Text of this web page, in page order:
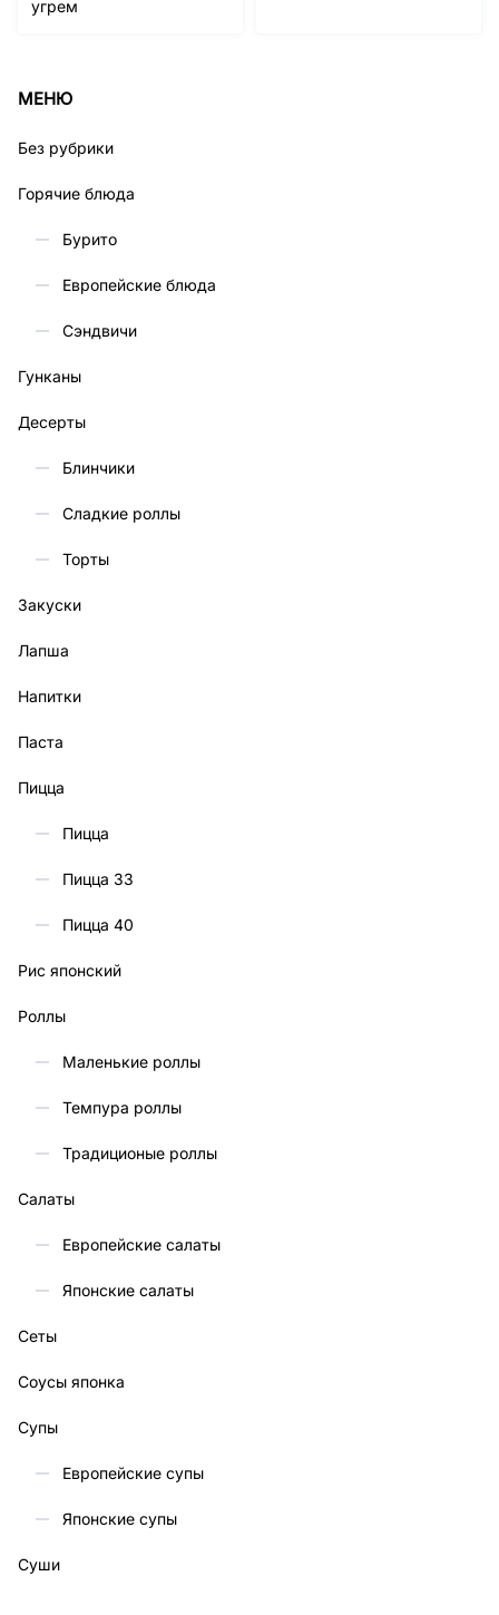
угрем
МЕНЮ
Без рубрики
Горячие блюда
Бурито
Европейские блюда
Сэндвичи
Гунканы
Десерты
Блинчики
Сладкие роллы
Торты
Закуски
Лапша
Напитки
Паста
Пицца
Пицца
Пицца 33
Пицца 40
Рис японский
Роллы
Маленькие роллы
Темпура роллы
Традиционые роллы
Салаты
Европейские салаты
Японские салаты
Сеты
Соусы японка
Супы
Европейские супы
Японские супы
Суши